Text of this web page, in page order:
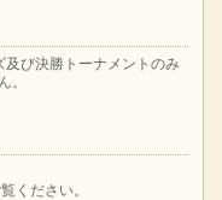
及び決勝トーナメントのみ
。
ください。